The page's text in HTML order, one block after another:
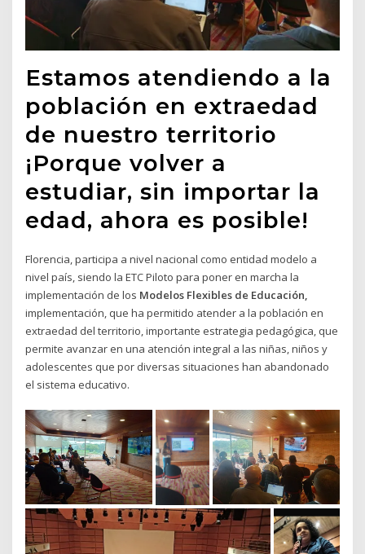
Estamos atendiendo a la
población en extraedad
de nuestro territorio
¡Porque volver a
estudiar, sin importar la
edad, ahora es posible!
Florencia, participa a nivel nacional como entidad modelo a
nivel país, siendo la ETC Piloto para poner en marcha la
implementación de los Modelos Flexibles de Educación,
implementación, que ha permitido atender a la población en
extraedad del territorio, importante estrategia pedagógica, que
permite avanzar en una atención integral a las niñas, niños y
adolescentes que por diversas situaciones han abandonado
el sistema educativo.